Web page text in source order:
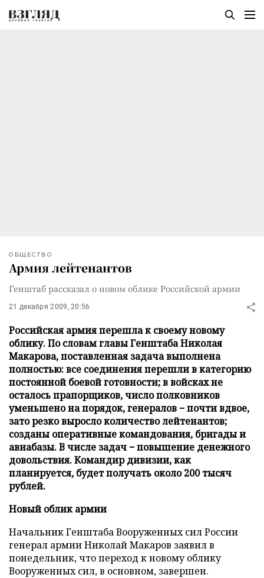
ОБЩЕСТВО
Армия лейтенантов
Генштаб рассказал о новом облике Российской армии
21 декабря 2009, 20:56
Российская армия перешла к своему новому
облику. По словам главы Генштаба Николая
Макарова, поставленная задача выполнена
полностью: все соединения перешли в категорию
постоянной боевой готовности; в войсках не
осталось прапорщиков, число полковников
уменьшено на порядок, генералов − почти вдвое,
зато резко выросло количество лейтенантов;
созданы оперативные командования, бригады и
авиабазы. В числе задач − повышение денежного
довольствия. Командир дивизии, как
планируется, будет получать около 200 тысяч
рублей.
Новый облик армии
Начальник Генштаба Вооруженных сил России
генерал армии Николай Макаров заявил в
понедельник, что переход к новому облику
Вооруженных сил, в основном, завершен.